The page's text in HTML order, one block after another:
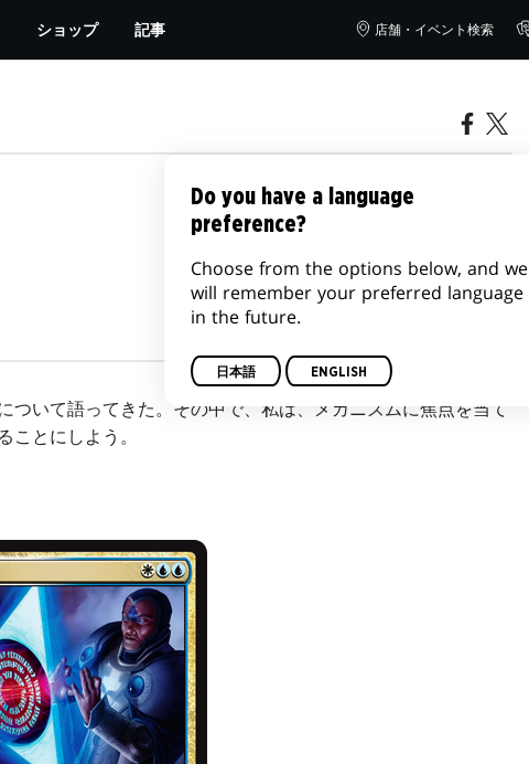
ショップ 記事 店舗・イベント検索
いて語ってきた。その中で、私は、メカニズムに焦点を当て
とにしよう。
Do you have a language
preference?
Choose from the options below, and we
will remember your preferred language
in the future.
日本語 ENGLISH